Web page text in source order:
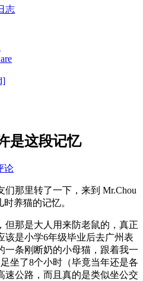
志
是这段记忆
论
那里转了一下，来到 Mr.Chou
时养猫的记忆。
但那是大人用来防老鼠的，真正
该是小学6年级毕业后去广州表
一条刚断奶的小母猫，跟着我一
坐了8个小时（毕竟当年还是各
速公路，而且真的是类似坐公交